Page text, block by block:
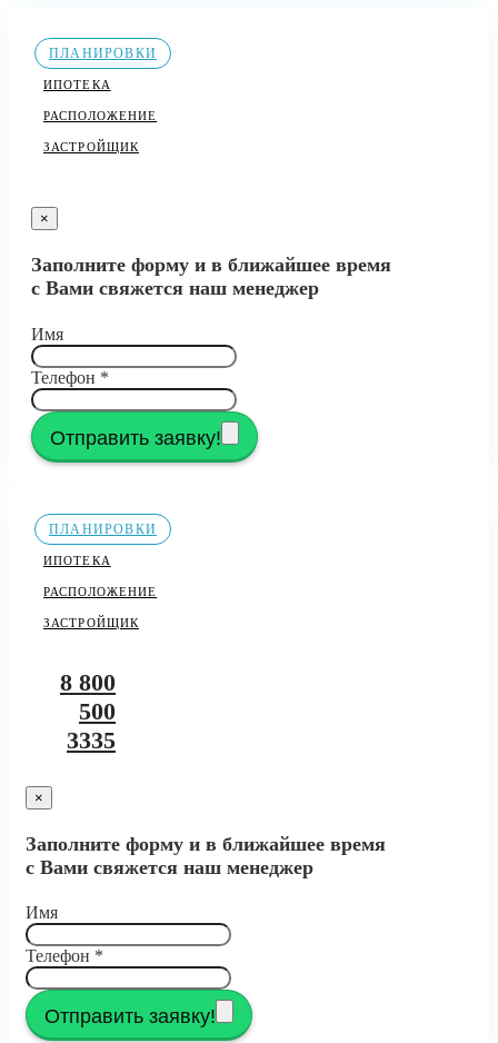
ПЛАНИРОВКИ
ИПОТЕКА
РАСПОЛОЖЕНИЕ
ЗАСТРОЙЩИК
×
Заполните форму и в ближайшее время
с Вами свяжется наш менеджер
Имя
Телефон *
Отправить заявку!
ПЛАНИРОВКИ
ИПОТЕКА
РАСПОЛОЖЕНИЕ
ЗАСТРОЙЩИК
8 800
500
3335
×
Заполните форму и в ближайшее время
с Вами свяжется наш менеджер
Имя
Телефон *
Отправить заявку!